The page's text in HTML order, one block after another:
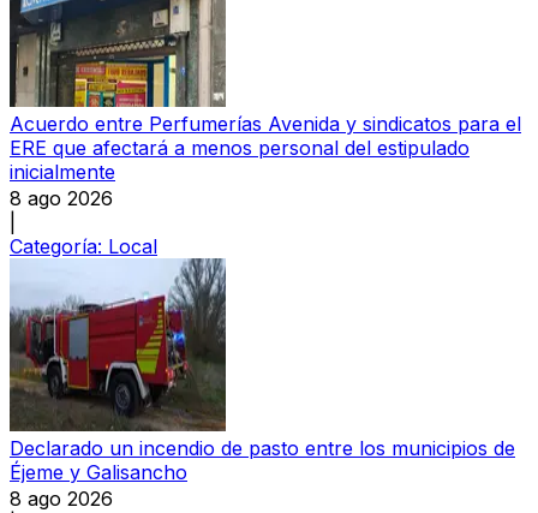
Acuerdo entre Perfumerías Avenida y sindicatos para el
ERE que afectará a menos personal del estipulado
inicialmente
8 ago 2026
Categoría: Local
Declarado un incendio de pasto entre los municipios de
Éjeme y Galisancho
8 ago 2026